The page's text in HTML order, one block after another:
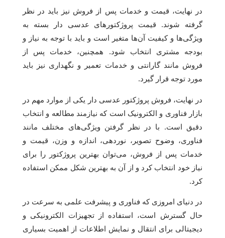
در نهایت، قیمت و خدمات پس از فروش نیز باید در نظر
گرفته شوند. قیمت پروژکتورهای عدسی دار بسته به
ویژگی‌ها و کیفیت آن‌ها متغیر است و باید با توجه به نیاز و
بودجه مشتری انتخاب شود. همچنین، خدمات پس از
فروش مانند گارانتی و خدمات تعمیر و نگهداری نیز باید
مورد توجه قرار گیرد.
در نهایت، فروش پروژکتور عدسی دار یکی از موارد مهم در
بازار فناوری و الکترونیک است که نیازمند مطالعه و انتخاب
دقیق است. با در نظر گرفتن ویژگی‌های مختلف مانند
فناوری، وضوح تصویر، نوردهی، اندازه و وزن، قیمت و
خدمات پس از فروش، می‌توان بهترین پروژکتور را برای
نیاز خود انتخاب کرد و از آن به بهترین شکل ممکن استفاده
کرد.
در دنیای امروزی که فناوری و پیشرفت علمی به سرعت در
حال گسترش است، استفاده از تجهیزات الکترونیکی و
دیجیتالی برای انتقال و نمایش اطلاعات از اهمیت بسیاری